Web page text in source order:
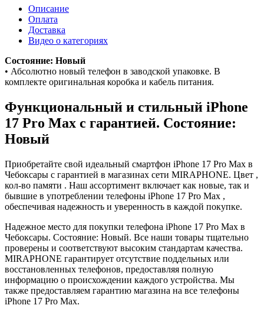
Описание
Оплата
Доставка
Видео о категориях
Состояние: Новый
• Абсолютно новый телефон в заводской упаковке. В
комплекте оригинальная коробка и кабель питания.
Функциональный и стильный iPhone
17 Pro Max с гарантией. Состояние:
Новый
Приобретайте свой идеальный смартфон iPhone 17 Pro Max в
Чебоксары с гарантией в магазинах сети MIRAPHONE. Цвет ,
кол-во памяти . Наш ассортимент включает как новые, так и
бывшие в употреблении телефоны iPhone 17 Pro Max ,
обеспечивая надежность и уверенность в каждой покупке.
Надежное место для покупки телефона iPhone 17 Pro Max в
Чебоксары. Состояние: Новый. Все наши товары тщательно
проверены и соответствуют высоким стандартам качества.
MIRAPHONE гарантирует отсутствие поддельных или
восстановленных телефонов, предоставляя полную
информацию о происхождении каждого устройства. Мы
также предоставляем гарантию магазина на все телефоны
iPhone 17 Pro Max.